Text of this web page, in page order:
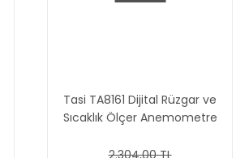
Tasi TA8161 Dijital Rüzgar ve
Sıcaklık Ölçer Anemometre